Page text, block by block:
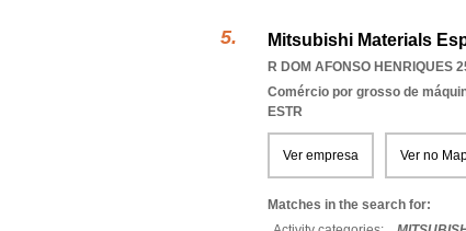
Mitsubishi Materials
R DOM AFONSO HENRIQUES
Comércio por grosso de
ESTR
Ver empresa Ver no
Matches in the search for: